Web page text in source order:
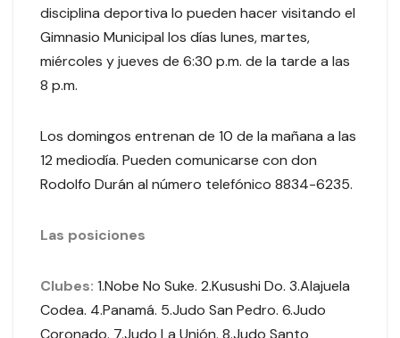
disciplina deportiva lo pueden hacer visitando el
Gimnasio Municipal los días lunes, martes,
miércoles y jueves de 6:30 p.m. de la tarde a las
8 p.m.
Los domingos entrenan de 10 de la mañana a las
12 mediodía. Pueden comunicarse con don
Rodolfo Durán al número telefónico 8834-6235.
Las posiciones
Clubes: 1.Nobe No Suke. 2.Kusushi Do. 3.Alajuela
Codea. 4.Panamá. 5.Judo San Pedro. 6.Judo